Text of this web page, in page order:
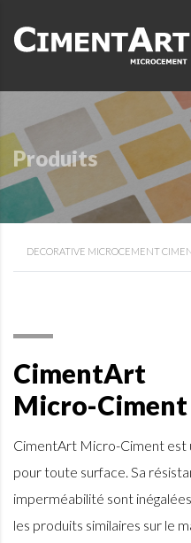
Produits
DECORATIVE MICROCEMENT
CimentArt
Micro-Ciment
CimentArt Micro-Ciment
pour toute surface. Sa
imperméabilité sont
les produits similaires sur le